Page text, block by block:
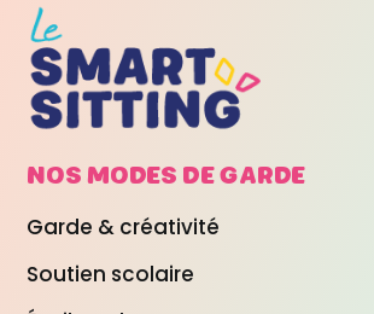
NOS MODES DEGARDE
Garde & créativité
Soutien scolaire